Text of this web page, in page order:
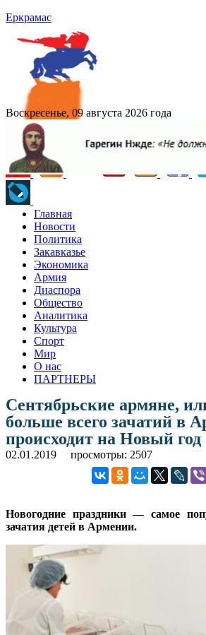
Еркрамас
Воскресенье, 09 августа 2026 года
Главная
Новости
Политика
Закавказье
Экономика
Армия
Диаспора
Общество
Аналитика
Культура
Спорт
Мир
О нас
ПАРТНЕРЫ
Сентябрьские армяне,
больше всего зачатий в
происходит на Новый год
02.01.2019 просмотры: 2507
Новогодние праздники — самое
зачатия детей в Армении.